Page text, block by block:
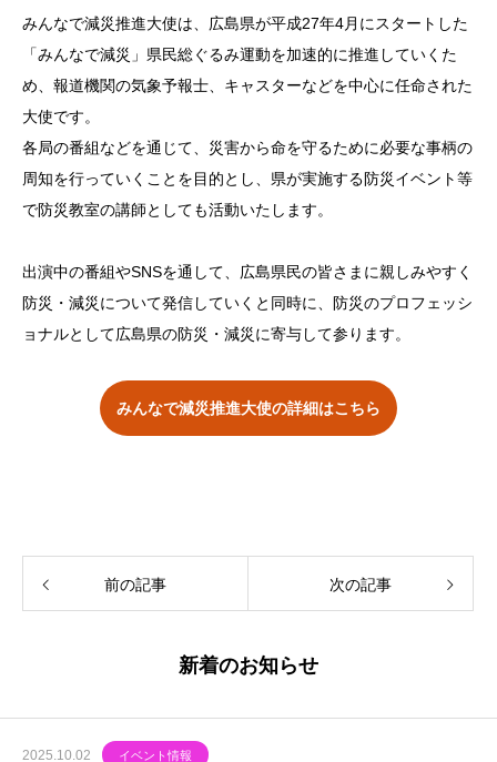
みんなで減災推進大使は、広島県が平成27年4月にスタートした
「みんなで減災」県民総ぐるみ運動を加速的に推進していくた
め、報道機関の気象予報士、キャスターなどを中心に任命された
大使です。
各局の番組などを通じて、災害から命を守るために必要な事柄の
周知を行っていくことを目的とし、県が実施する防災イベント等
で防災教室の講師としても活動いたします。
出演中の番組やSNSを通して、広島県民の皆さまに親しみやすく
防災・減災について発信していくと同時に、防災のプロフェッシ
ョナルとして広島県の防災・減災に寄与して参ります。
みんなで減災推進大使の詳細はこちら
前の記事 次の記事
新着のお知らせ
2025.10.02 イベント情報